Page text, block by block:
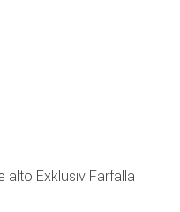
alto Exklusiv Farfalla